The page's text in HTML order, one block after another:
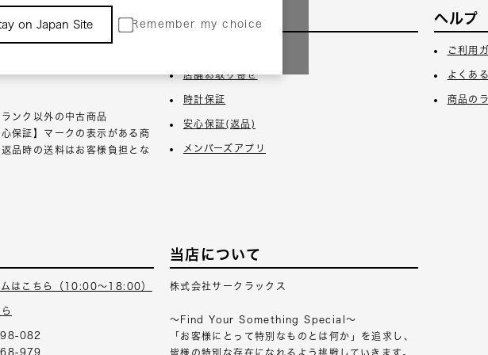
on Japan Site Remember my choice
ンク以外の中古商品
保証】マークの表示がある商
品時の送料はお客様負担とな
サービス
店舗お取り寄せ
時計保証
安心保証(返品)
メンバーズアプリ
ヘルプ
ご利用
よくあ
商品の
ムはこちら（10:00～18:00）
082
979
当店について
株式会社サークラックス
～Find Your Something Special～
「お客様にとって特別なものとは何か」を追求し、
皆様の特別な存在になれるよう挑戦していきます。